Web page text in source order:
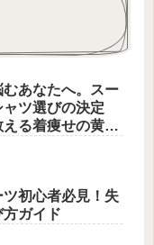
あなたへ。スー
ツ選びの決定
る着痩せの黄金
初心者必見！失
ガイド